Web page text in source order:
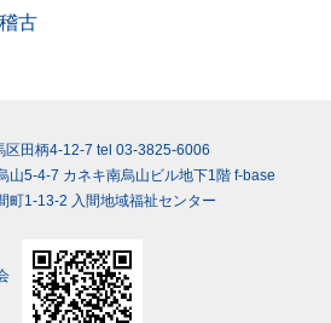
古
区田柄4-12-7 tel 03-3825-6006
山5-4-7 カネキ南烏山ビル地下1階 f-base
町1-13-2 入間地域福祉センター